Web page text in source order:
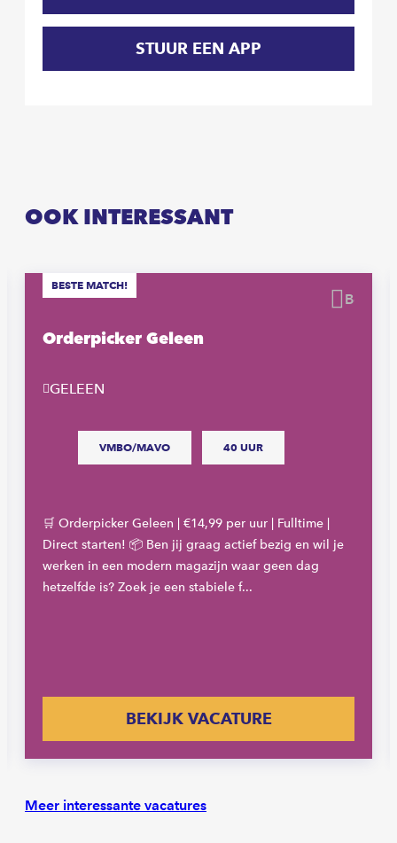
STUUR EEN APP
OOK INTERESSANT
Orderpicker Geleen
GELEEN
VMBO/MAVO 40 UUR
🛒 Orderpicker Geleen | €14,99 per uur | Fulltime |
Direct starten! 📦 Ben jij graag actief bezig en wil je
werken in een modern magazijn waar geen dag
hetzelfde is? Zoek je een stabiele f...
BEKIJK VACATURE
BESTE MATCH!
Meer interessante vacatures